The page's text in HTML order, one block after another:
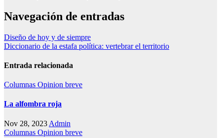
Navegación de entradas
Diseño de hoy y de siempre
Diccionario de la estafa política: vertebrar el territorio
Entrada relacionada
Columnas Opinion breve
La alfombra roja
Nov 28, 2023 Admin
Columnas Opinion breve